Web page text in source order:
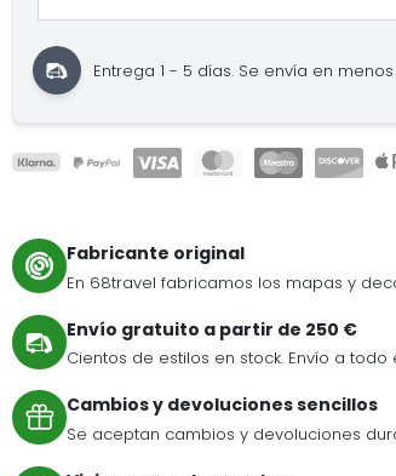
Entrega 1 - 5 días. Se envía en
Fabricante original
En 68travel fabricamos los mapas y
Envío gratuito a partir de 250 €
Cientos de estilos en stock. Envío a
Cambios y devoluciones sencillos
Se aceptan cambios y devoluciones